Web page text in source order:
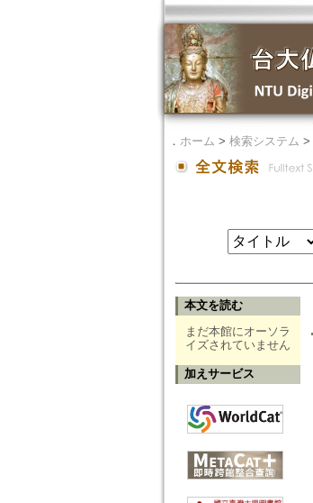
． ホーム > 検索システム >
本文を読む
まだ本館にオーソラ
イズされていません
加えサービス